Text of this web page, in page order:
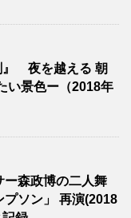
』 夜を越える 朝
い景色ー（2018年
ー森政博の二人舞
プソン」 再演(2018